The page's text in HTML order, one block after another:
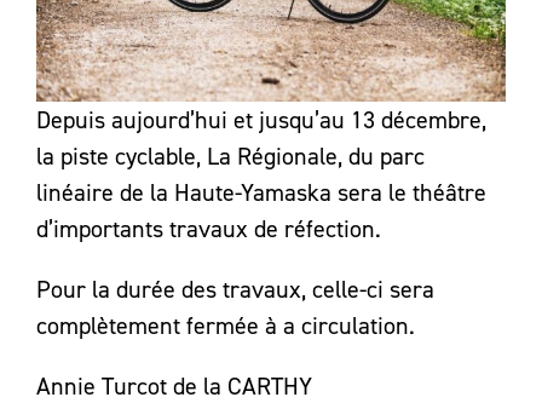
Depuis aujourd’hui et jusqu’au 13 décembre,
la piste cyclable, La Régionale, du parc
linéaire de la Haute-Yamaska sera le théâtre
d’importants travaux de réfection.
Pour la durée des travaux, celle-ci sera
complètement fermée à a circulation.
Annie Turcot de la CARTHY